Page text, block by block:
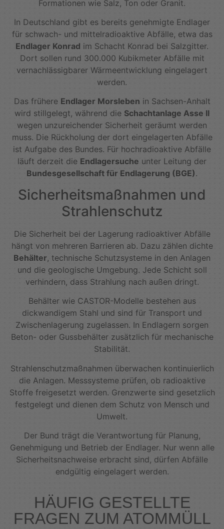
Formationen wie Salz, Ton oder Granit.
In Deutschland gibt es bereits genehmigte Endlager
für schwach- und mittelradioaktive Abfälle, etwa das
Endlager Konrad im Schacht Konrad bei Salzgitter.
Dort sollen rund 300.000 Kubikmeter Abfälle mit
vernachlässigbarer Wärmeentwicklung eingelagert
werden.
Das frühere Endlager Morsleben in Sachsen-Anhalt
wird stillgelegt, während die Schachtanlage Asse II
wegen unzureichender Sicherheit geräumt werden
muss. Die Rückholung der dort eingelagerten Abfälle
ist Aufgabe des Bundes. Für hochradioaktive Abfälle
läuft derzeit die Endlagersuche unter Leitung der
Bundesgesellschaft für Endlagerung (BGE).
Sicherheitsmaßnahmen und
Strahlenschutz
Die Sicherheit bei der Lagerung radioaktiver Abfälle
hängt von mehreren Barrieren ab. Dazu zählen dichte
Behälter, technische Schutzsysteme in den Anlagen
und die geologische Umgebung. Jede Schicht soll
verhindern, dass Strahlung nach außen dringt.
Behälter wie CASTOR-Modelle bestehen aus
dickwandigem Stahl und sind für Transport und
Zwischenlagerung zugelassen. In Endlagern sorgen
Beton- oder Gussbehälter zusätzlich für mechanische
Stabilität.
Strahlenschutzmaßnahmen überwachen kontinuierlich
die Anlagen. Messsysteme prüfen, ob radioaktive
Stoffe freigesetzt werden. Grenzwerte sind gesetzlich
festgelegt und dienen dem Schutz von Mensch und
Umwelt.
Der Bund trägt die Verantwortung für Planung,
Genehmigung und Betrieb der Endlager. Nur wenn alle
Sicherheitsnachweise erbracht sind, dürfen Abfälle
endgültig eingelagert werden.
HÄUFIG GESTELLTE
FRAGEN ZUM ATOMMÜLL